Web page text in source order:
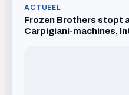
ACTUEEL
Frozen Brothers stopt
Carpigiani-machines,